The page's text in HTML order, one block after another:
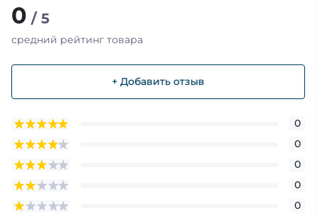
0 / 5
средний рейтинг товара
+ Добавить отзыв
0
0
0
0
0